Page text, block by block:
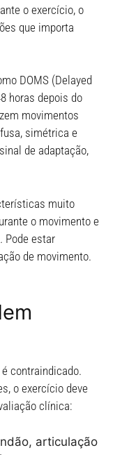
o exercício, o
que importa
DOMS (Delayed
horas depois do
movimentos
simétrica e
de adaptação,
muito
o movimento e
Pode estar
de movimento.
contraindicado.
o exercício deve
clínica:
articulação